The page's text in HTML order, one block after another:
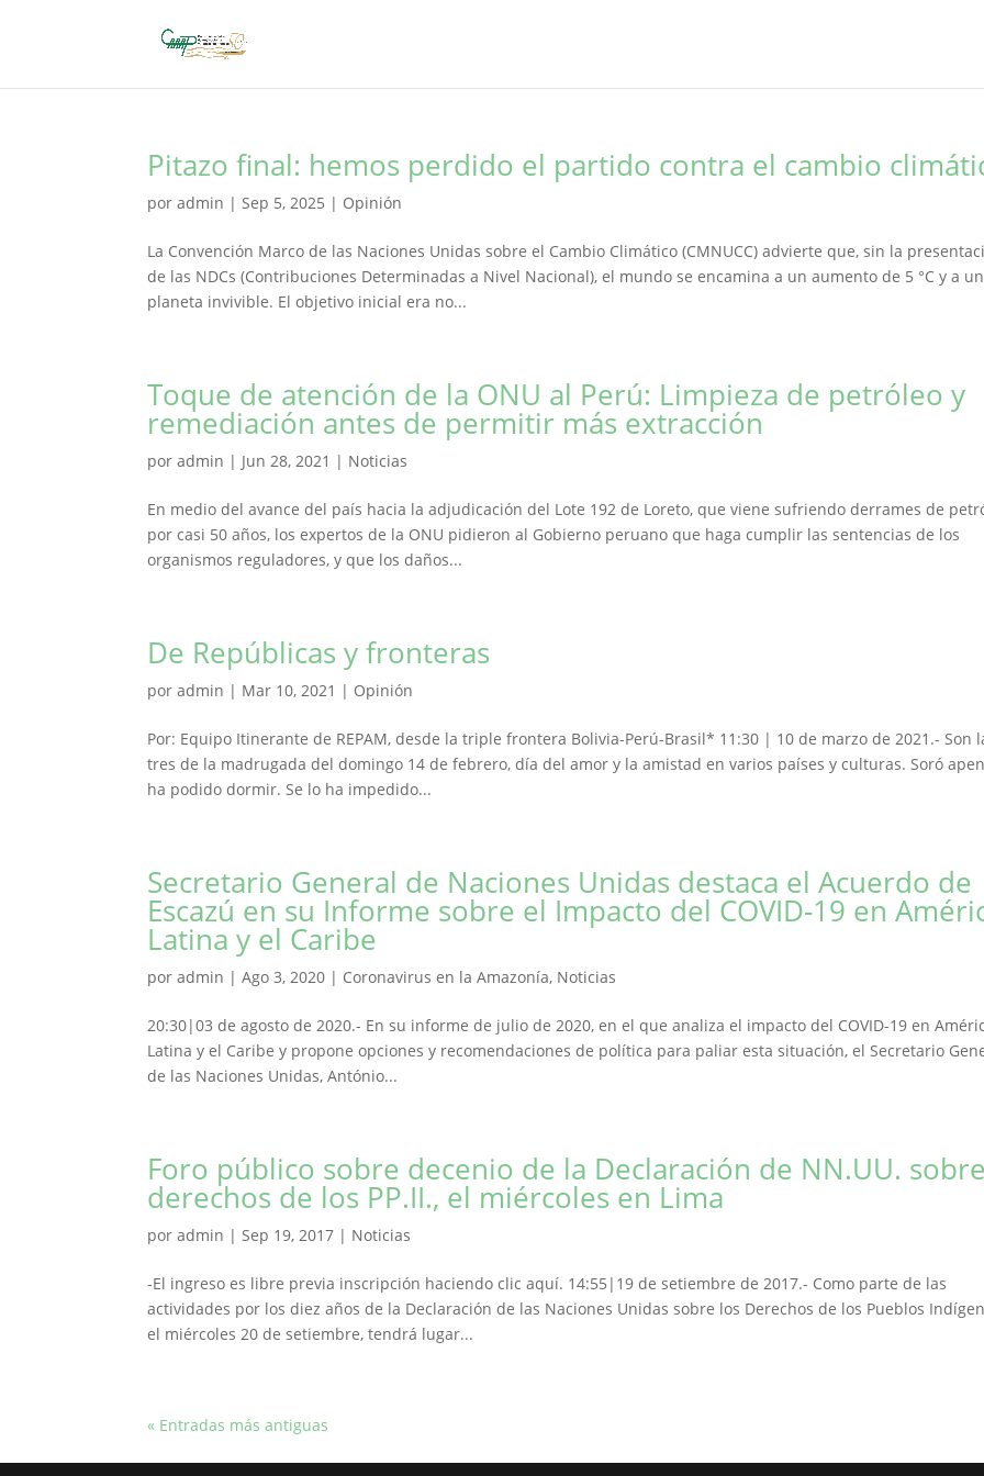
Pitazo final: hemos perdido el partido contra el cambio
poradmin |Sep 5, 2025 | Opinión
La Convención Marco de las Naciones Unidas sobre el Cambio Climático (CMNUCC) advierte que, sin la
de las NDCs (Contribuciones Determinadas a Nivel Nacional), el mundo se encamina a un aumento de 5 °C y a un
planeta invivible. El objetivo inicial era no...
Toque de atención de la ONU al Perú: Limpieza de petróleo y
remediación antes de permitir más extracción
poradmin | Jun 28, 2021 | Noticias
En medio del avance del país hacia la adjudicación del Lote 192 de Loreto, que viene sufriendo derrames de
por casi 50 años, los expertos de la ONU pidieron al Gobierno peruano que haga cumplir las sentencias de los
organismos reguladores, y que los daños...
De Repúblicas y fronteras
poradmin | Mar 10, 2021 | Opinión
Por: Equipo Itinerante de REPAM, desde la triple frontera Bolivia-Perú-Brasil* 11:30 | 10 de marzo de 2021.- Son
tres de la madrugada del domingo 14 de febrero, día del amor y la amistad en varios países y culturas. Soró
ha podido dormir. Se lo ha impedido...
Secretario General de Naciones Unidas destaca el Acuerdo de
Escazú en su Informe sobre el Impacto del COVID-19 en
Latina y el Caribe
poradmin |Ago 3, 2020 | Coronavirus en la Amazonía, Noticias
20:30|03 de agosto de 2020.- En su informe de julio de 2020, en el que analiza el impacto del COVID-19 en
Latina y el Caribe y propone opciones y recomendaciones de política para paliar esta situación, el Secretario
de las Naciones Unidas, António...
Foro público sobre decenio de la Declaración de NN.UU. sobre
derechos de los PP.II., el miércoles en Lima
poradmin |Sep 19, 2017 | Noticias
-El ingreso es libre previa inscripción haciendo clic aquí. 14:55|19 de setiembre de 2017.- Como parte de las
actividades por los diez años de la Declaración de las Naciones Unidas sobre los Derechos de los Pueblos
el miércoles 20 de setiembre, tendrá lugar...
« Entradas más antiguas